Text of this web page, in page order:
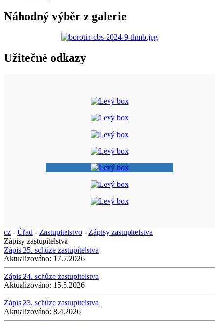
Náhodný výběr z galerie
Užitečné odkazy
cz - Úřad - Zastupitelstvo - Zápisy zastupitelstva
Zápisy zastupitelstva
Zápis 25. schůze zastupitelstva
Aktualizováno: 17.7.2026
Zápis 24. schůze zastupitelstva
Aktualizováno: 15.5.2026
Zápis 23. schůze zastupitelstva
Aktualizováno: 8.4.2026